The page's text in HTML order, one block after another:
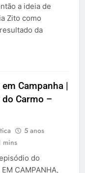
a ideia de
Zito como
da
Campanha |
do Carmo –
5 anos
mins
do
CAMPANHA,